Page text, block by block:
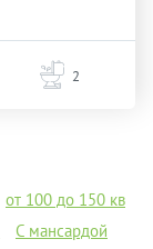
2
от 100 до 150 кв
С мансардой